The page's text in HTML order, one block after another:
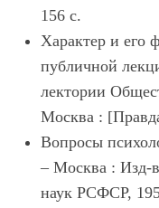
156 с.
Характер и его
публичной
лектории
Москва :
Вопросы
– Москва : Изд-
наук РСФСР,